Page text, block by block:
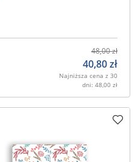
48,00zł
40,80zł
Najniższa cena z 30
dni: 48,00 zł